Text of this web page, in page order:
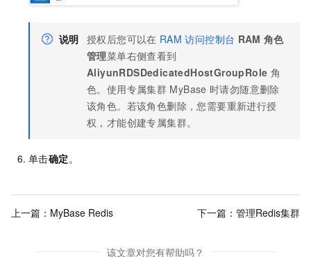
说明 授权后您可以在 RAM 访问控制台 RAM 角色
管理菜单右侧查看到
AliyunRDSDedicatedHostGroupRole 角
色。使用专属集群 MyBase 时请勿随意删除
该角色。若该角色删除，您需要重新进行授
权，才能创建专属集群。
单击确定 。
上一篇： MyBase Redis 下一篇： 管理Redis集群
该文章对您有帮助吗？